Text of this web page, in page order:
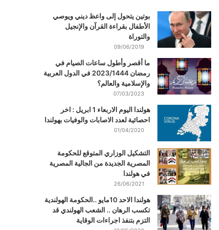
بوتين يتحول إلى واعظ ديني ويوصي
الأطفال بقراءة القرآن والإنجيل
والتوراة
09/06/2019
ما أقصر وأطول ساعات الصيام في
رمضان 2023/1444 في الدول العربية
والإسلامية والعالم؟
07/03/2023
هولندا اليوم الاربعاء 1 ابريل : اخر
احصائية لعدد الاصابات والوفيات بهولندا
01/04/2020
التشكيل الوزاري المتوقع للحكومة
المصرية الجديدة من الجالية المصرية
في هولندا
26/06/2021
هولندا الاحد 10مايو ..الحكومة الهولندية
تكسب الرهان .. الشعب الهولندي قد
التزم بتنفذ اجراءات الوقاية